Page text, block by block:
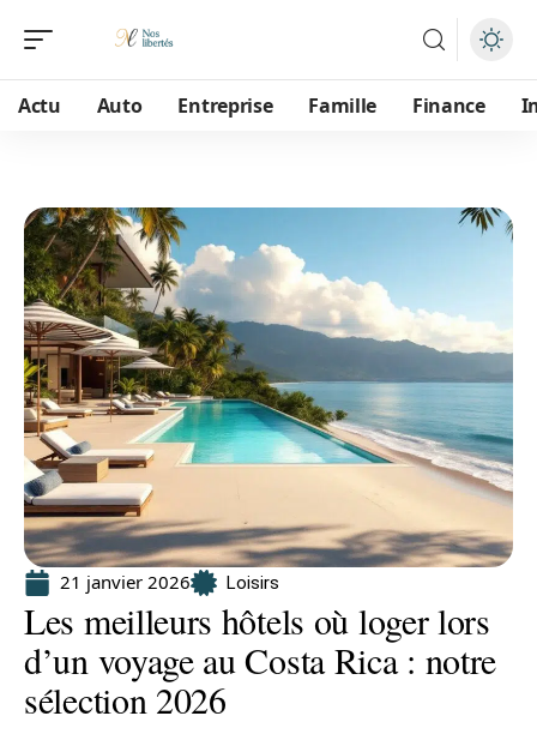
Actu Auto Entreprise Famille Finance
21 janvier 2026 Loisirs
Les meilleurs hôtels où loger lors
d’un voyage au Costa Rica : notre
sélection 2026